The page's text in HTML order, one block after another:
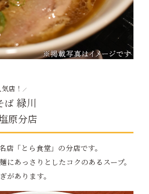
店！
ば 緑川
原分店
店「とら食堂」の分店です。
にあっさりとしたコクのあるスープ。
があります。